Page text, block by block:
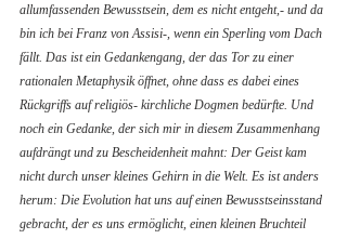
allumfassenden Bewusstsein, dem es nicht entgeht,- und da
bin ich bei Franz von Assisi-, wenn ein Sperling vom Dach
fällt. Das ist ein Gedankengang, der das Tor zu einer
rationalen Metaphysik öffnet, ohne dass es dabei eines
Rückgriffs auf religiös- kirchliche Dogmen bedürfte. Und
noch ein Gedanke, der sich mir in diesem Zusammenhang
aufdrängt und zu Bescheidenheit mahnt: Der Geist kam
nicht durch unser kleines Gehirn in die Welt. Es ist anders
herum: Die Evolution hat uns auf einen Bewusstseinsstand
gebracht, der es uns ermöglicht, einen kleinen Bruchteil